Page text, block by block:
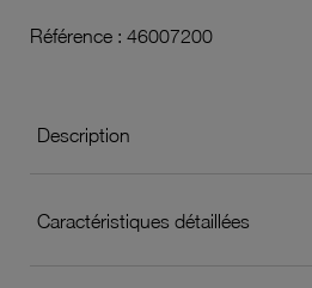
Référence : 46007200
Description
Caractéristiques détaillées